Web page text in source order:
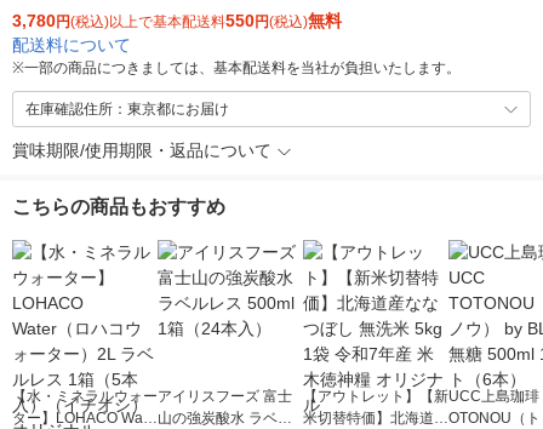
3,780円(税込)以上で基本配送料550円(税込)無料
配送料について
※一部の商品につきましては、基本配送料を当社が負担いたします。
在庫確認住所：東京都にお届け
賞味期限/使用期限・返品について
こちらの商品もおすすめ
【水・ミネラルウォー
ター】LOHACO Wate
アイリスフーズ 富士
山の強炭酸水 ラベル
【アウトレット】【新
米切替特価】北海道産
UCC上島珈琲
OTONOU（